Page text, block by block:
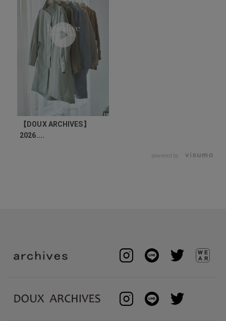
【DOUX ARCHIVES】
2026....
powered by